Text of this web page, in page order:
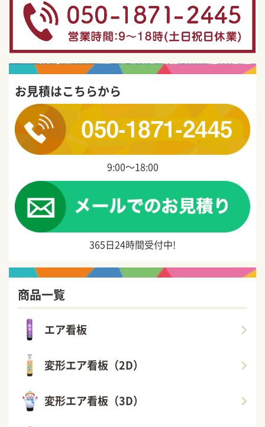
お見積はこちらから
9:00〜18:00
365日24時間受付中!
商品一覧
エア看板
変形エア看板（2D）
変形エア看板（3D）